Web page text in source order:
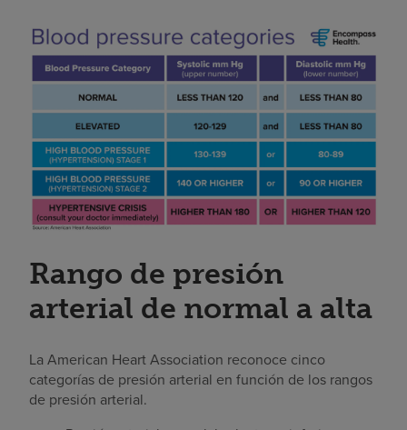
Rango de presión
arterial de normal a alta
La American Heart Association reconoce cinco
categorías de presión arterial en función de los rangos
de presión arterial.